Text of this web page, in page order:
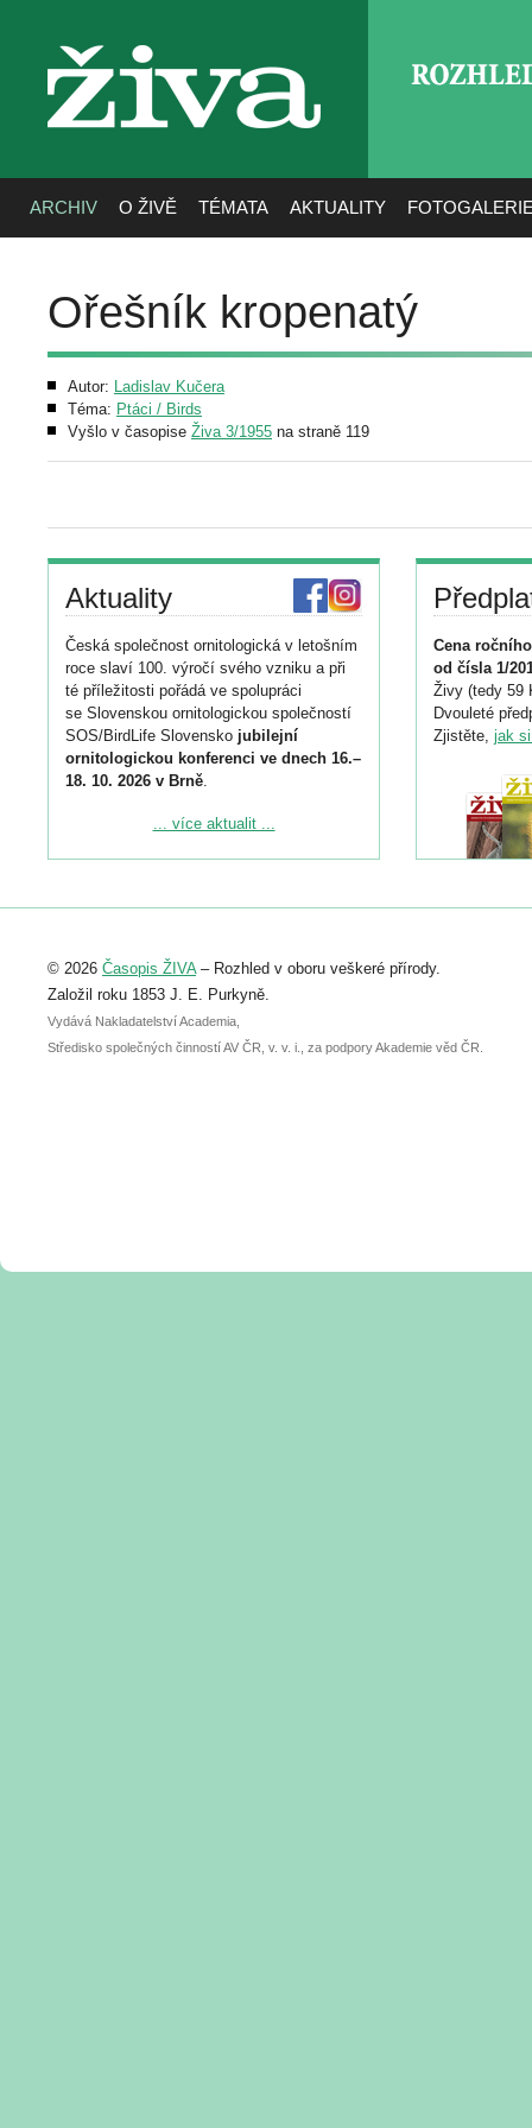
živa
ARCHIV O ŽIVĚ TÉMATA AKTUALITY
Ořešník kropenatý
Autor: Ladislav Kučera
Téma: Ptáci / Birds
Vyšlo v časopise Živa 3/1955 na straně 119
Aktuality
Česká společnost ornitologická v letošním
roce slaví 100. výročí svého vzniku a při
té příležitosti pořádá ve spolupráci
se Slovenskou ornitologickou společností
SOS/BirdLife Slovensko jubilejní
ornitologickou konferenci ve dnech 16.–
18. 10. 2026 v Brně.
Podrobnější informace ke konferenci
Registrovat se můžete do 6. září.
abstraktu přihlášené přednášky nebo
posteru je už 30. června.
... více aktualit ...
Cena
od čísla 1/
Živy (tedy 59
Dvouleté
Zjistěte, jak
© 2026 Časopis ŽIVA– Rozhled v oboru veškeré přírody.
Založil roku 1853 J. E. Purkyně.
Vydává Nakladatelství Academia,
Středisko společných činností AV ČR, v. v. i., za podpory Akademie věd ČR.